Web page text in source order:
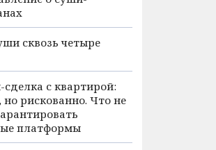
сквозь четыре
с квартирой:
но рискованно. Что не
платформы